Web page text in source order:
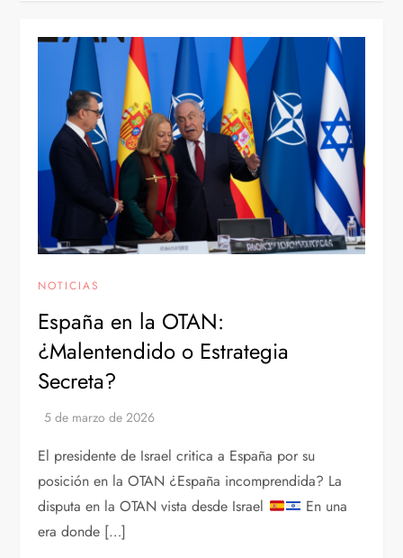
NOTICIAS
España en la OTAN:
¿Malentendido o Estrategia
Secreta?
El presidente de Israel critica a España por su
posición en la OTAN ¿España incomprendida? La
disputa en la OTAN vista desde Israel
En una
era donde […]